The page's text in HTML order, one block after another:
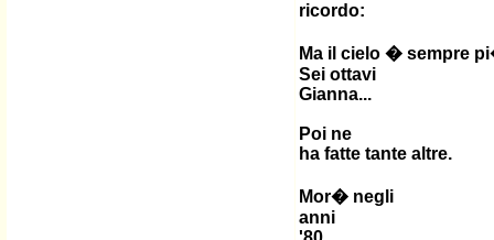
ricordo:
Ma il cielo � sempre
Sei ottavi
Gianna...
Poi ne
ha fatte tante altre.
Mor� negli
anni